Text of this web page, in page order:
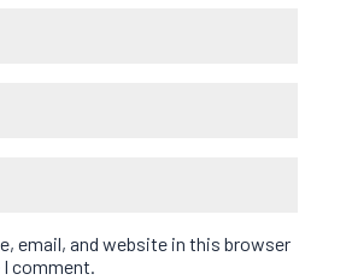
email, and website in this browser
comment.